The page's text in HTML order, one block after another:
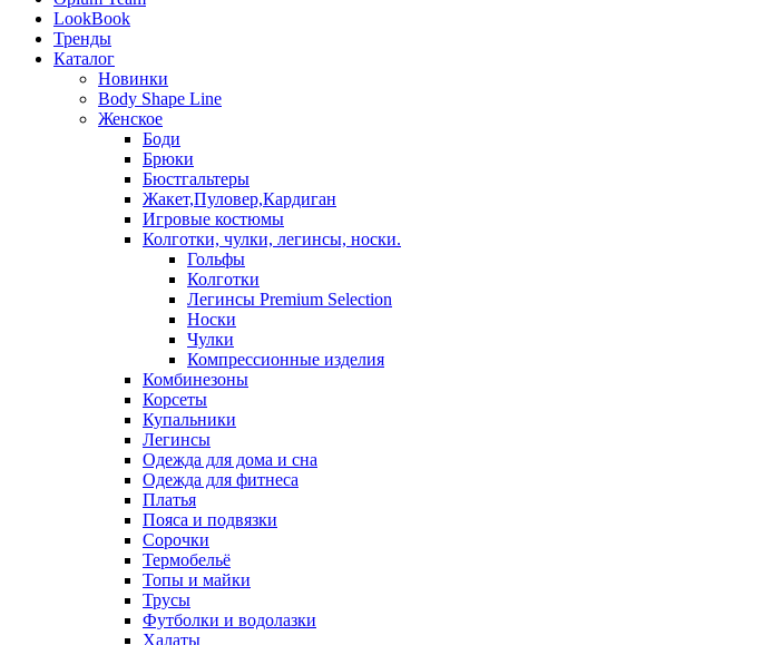
LookBook
Тренды
Каталог
Новинки
Body Shape Line
Женское
Боди
Брюки
Бюстгальтеры
Жакет,Пуловер,Кардиган
Игровые костюмы
Колготки, чулки, легинсы, носки.
Гольфы
Колготки
Легинсы Premium Selection
Носки
Чулки
Компрессионные изделия
Комбинезоны
Корсеты
Купальники
Легинсы
Одежда для дома и сна
Одежда для фитнеса
Платья
Пояса и подвязки
Сорочки
Термобельё
Топы и майки
Трусы
Футболки и водолазки
Халаты